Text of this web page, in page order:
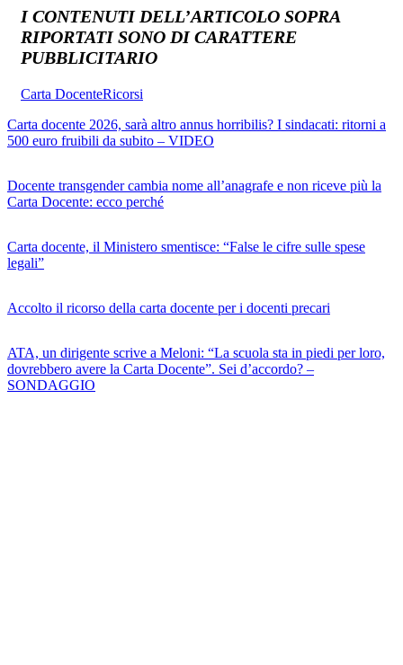
I CONTENUTI DELL’ARTICOLO SOPRA
RIPORTATI SONO DI CARATTERE
PUBBLICITARIO
Carta DocenteRicorsi
Carta docente 2026, sarà altro annus horribilis? I sindacati: ritorni a
500 euro fruibili da subito – VIDEO
Docente transgender cambia nome all’anagrafe e non riceve più la
Carta Docente: ecco perché
Carta docente, il Ministero smentisce: “False le cifre sulle spese
legali”
Accolto il ricorso della carta docente per i docenti precari
ATA, un dirigente scrive a Meloni: “La scuola sta in piedi per loro,
dovrebbero avere la Carta Docente”. Sei d’accordo? –
SONDAGGIO